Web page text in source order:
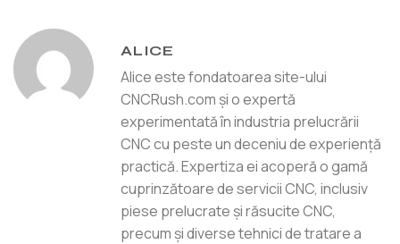
ALICE
Alice este fondatoarea site-ului
CNCRush.com și o expertă
experimentată în industria prelucrării
CNC cu peste un deceniu de experiență
practică. Expertiza ei acoperă o gamă
cuprinzătoare de servicii CNC, inclusiv
piese prelucrate și răsucite CNC,
precum și diverse tehnici de tratare a